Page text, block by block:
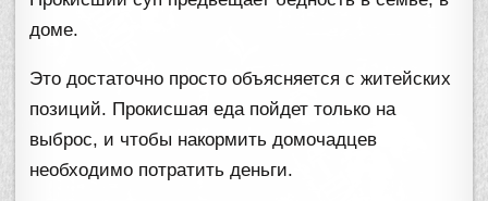
доме.
Это достаточно просто объясняется с житейских
позиций. Прокисшая еда пойдет только на
выброс, и чтобы накормить домочадцев
необходимо потратить деньги.